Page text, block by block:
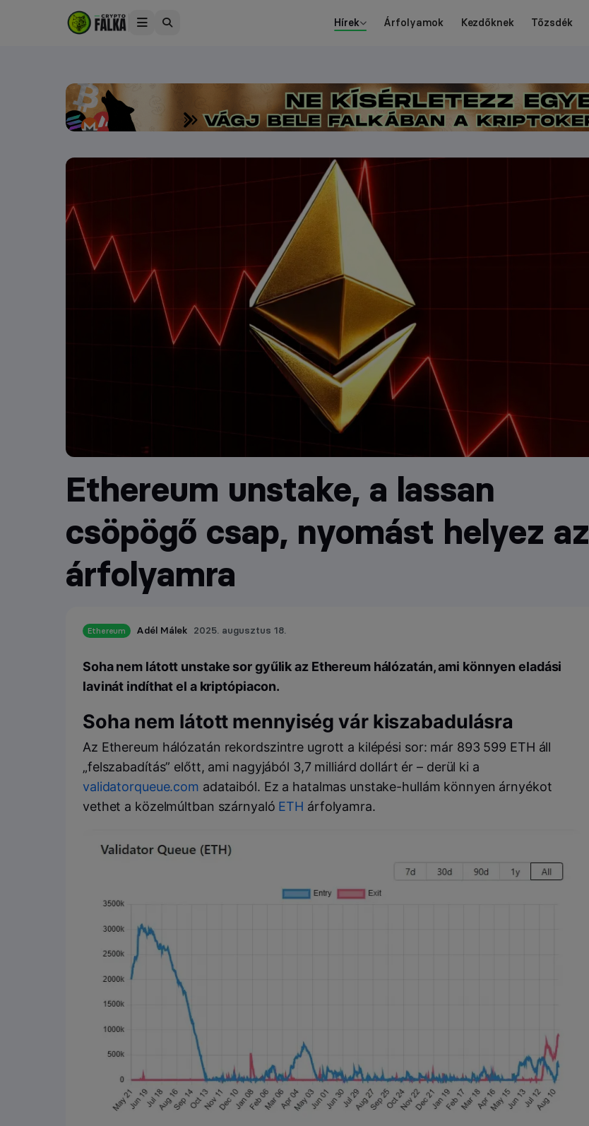
Hírek Árfolyamok Kezdőknek Tőzsdék
Ethereum unstake, a lassan
csöpögő csap, nyomást helyez az
árfolyamra
Ethereum Adél Málek 2025. augusztus 18.
Soha nem látott unstake sor gyűlik az Ethereum hálózatán, ami könnyen eladási
lavinát indíthat el a kriptópiacon.
Soha nem látott mennyiség vár kiszabadulásra
Az Ethereum hálózatán rekordszintre ugrott a kilépési sor: már 893 599 ETH áll
„felszabadítás” előtt, ami nagyjából 3,7 milliárd dollárt ér – derül ki a
validatorqueue.com adataiból. Ez a hatalmas unstake-hullám könnyen árnyékot
vethet a közelmúltban szárnyaló ETH árfolyamra.